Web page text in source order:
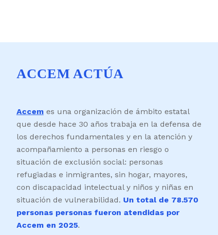
ACCEM ACTÚA
Accem es una organización de ámbito estatal
que desde hace 30 años trabaja en la defensa de
los derechos fundamentales y en la atención y
acompañamiento a personas en riesgo o
situación de exclusión social: personas
refugiadas e inmigrantes, sin hogar, mayores,
con discapacidad intelectual y niños y niñas en
situación de vulnerabilidad. Un total de 78.570
personas personas fueron atendidas por
Accem en 2025.